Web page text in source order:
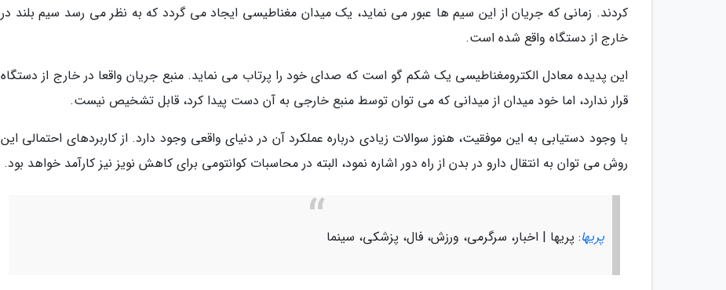
کردند. زمانی که جریان از این سیم ها عبور می نماید، یک میدان مغناطیسی ایجاد می گردد که به نظر می رسد سیم بلند در
خارج از دستگاه واقع شده است.
این پدیده معادل الکترومغناطیسی یک شکم گو است که صدای خود را پرتاب می نماید. منبع جریان واقعا در خارج از دستگاه
قرار ندارد، اما خود میدان از میدانی که می توان توسط منبع خارجی به آن دست پیدا کرد، قابل تشخیص نیست.
با وجود دستیابی به این موفقیت، هنوز سوالات زیادی درباره عملکرد آن در دنیای واقعی وجود دارد. از کاربردهای احتمالی این
روش می توان به انتقال دارو در بدن از راه دور اشاره نمود، البته در محاسبات کوانتومی برای کاهش نویز نیز کارآمد خواهد بود.
پریها: پریها | اخبار، سرگرمی، ورزش، فال، پزشکی، سینما